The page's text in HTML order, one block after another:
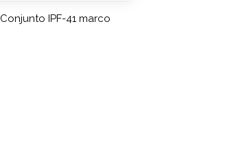
Conjunto IPF-41 marco